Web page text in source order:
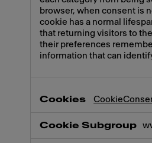
browser, when consent is
cookie has a normal
that returning visitors to
their preferences
information that can